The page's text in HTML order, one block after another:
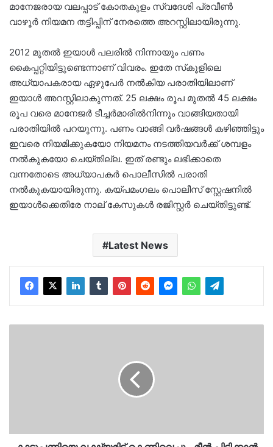
മാനേജരായ വലപ്പാട് കോതകുളം സ്വദേശി പ്രവീണ്‍
വാഴൂര്‍ നിയമന തട്ടിപ്പിന് നേരത്തെ അറസ്റ്റിലായിരുന്നു.
2012 മുതല്‍ ഇയാള്‍ പലരില്‍ നിന്നായും പണം
കൈപ്പറ്റിയിട്ടുണ്ടെന്നാണ് വിവരം. ഇതേ സ്‌കൂളിലെ
അധ്യാപകരായ ഏഴുപേര്‍ നല്‍കിയ പരാതിയിലാണ്
ഇയാള്‍ അറസ്റ്റിലാകുന്നത്. 25 ലക്ഷം രൂപ മുതല്‍ 45 ലക്ഷം
രൂപ വരെ മാനേജര്‍ ടീച്ചര്‍മാരില്‍നിന്നും വാങ്ങിയതായി
പരാതിയില്‍ പറയുന്നു. പണം വാങ്ങി വര്‍ഷങ്ങള്‍ കഴിഞ്ഞിട്ടും
ഇവരെ നിയമിക്കുകയോ നിയമനം നടത്തിയവര്‍ക്ക് ശമ്പളം
നല്‍കുകയോ ചെയ്തില്ല. ഇത് രണ്ടും ലഭിക്കാതെ
വന്നതോടെ അധ്യാപകര്‍ പൊലീസില്‍ പരാതി
നല്‍കുകയായിരുന്നു. കയ്പമംഗലം പൊലീസ് സ്റ്റേഷനില്‍
ഇയാള്‍ക്കെതിരേ നാല് കേസുകള്‍ രജിസ്റ്റര്‍ ചെയ്തിട്ടുണ്ട്.
Latest News
മരിച്ച